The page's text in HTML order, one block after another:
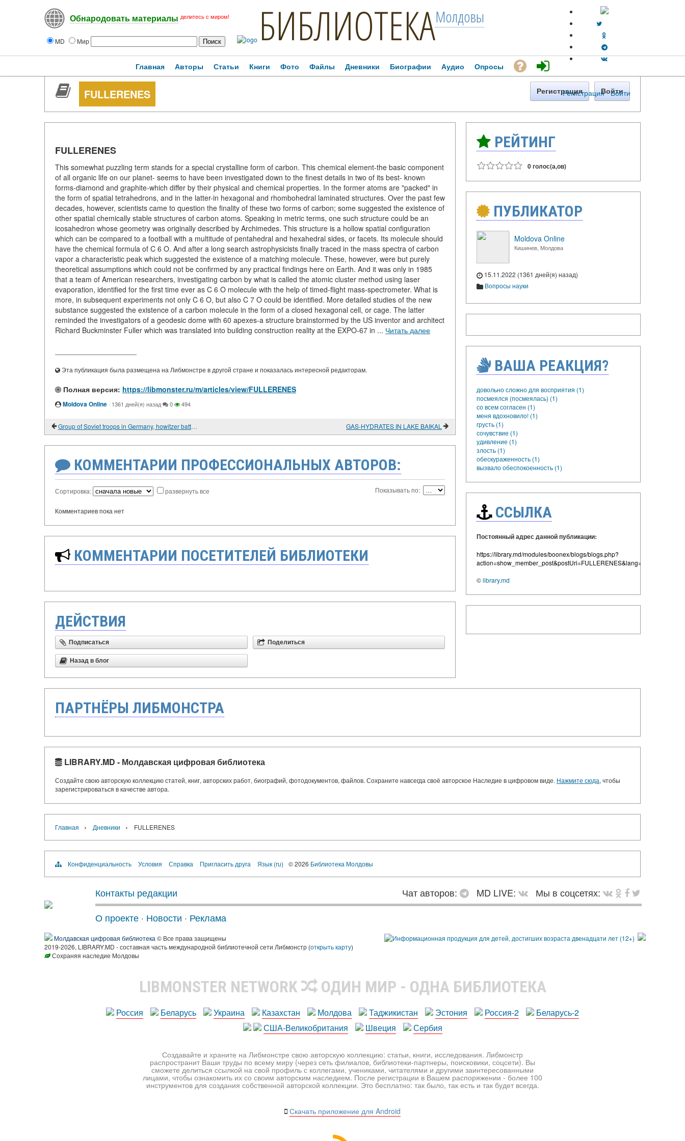
Обнародовать материалы делитесь с миром!
MD Мир БИБЛИОТЕКАМолдовы
Регистрация · Войти
Главная Авторы Статьи Книги Фото Файлы Дневники Биографии Аудио Опросы
FULLERENES Регистрация Войти
FULLERENES
This somewhat puzzling term stands for a special crystalline form of carbon. This chemical element-the basic component
of all organic life on our planet- seems to have been investigated down to the finest details in two of its best- known
forms-diamond and graphite-which differ by their physical and chemical properties. In the former atoms are "packed" in
the form of spatial tetrahedrons, and in the latter-in hexagonal and rhombohedral laminated structures. Over the past few
decades, however, scientists came to question the finality of these two forms of carbon; some suggested the existence of
other spatial chemically stable structures of carbon atoms. Speaking in metric terms, one such structure could be an
icosahedron whose geometry was originally described by Archimedes. This structure is a hollow spatial configuration
which can be compared to a football with a multitude of pentahedral and hexahedral sides, or facets. Its molecule should
have the chemical formula of C 6 O. And after a long search astrophysicists finally traced in the mass spectra of carbon
vapor a characteristic peak which suggested the existence of a matching molecule. These, however, were but purely
theoretical assumptions which could not be confirmed by any practical findings here on Earth. And it was only in 1985
that a team of American researchers, investigating carbon by what is called the atomic cluster method using laser
evaporation, identified for the first time ever as C 6 O molecule with the help of timed-flight mass-spectrometer. What is
more, in subsequent experiments not only C 6 O, but also C 7 O could be identified. More detailed studies of the new
substance suggested the existence of a carbon molecule in the form of a closed hexagonal cell, or cage. The latter
reminded the investigators of a geodesic dome with 60 apexes-a structure brainstormed by the US inventor and architect
Richard Buckminster Fuller which was translated into building construction reality at the EXPO-67 in ... Читать далее
Эта публикация была размещена на Либмонстре в другой стране и показалась интересной редакторам.
Полная версия: https://libmonster.ru/m/articles/view/FULLERENES
Moldova Online · 1361 дней(я) назад 0 494
Group of Soviet troops in Germany, howitzer battery. и GAS-HYDRATES IN LAKE BAIKAL
КОММЕНТАРИИ ПРОФЕССИОНАЛЬНЫХ АВТОРОВ:
Сортировка: развернуть все Показывать по:
Комментариев пока нет
КОММЕНТАРИИ ПОСЕТИТЕЛЕЙ БИБЛИОТЕКИ
ДЕЙСТВИЯ
Подписаться Поделиться
Назад в блог
РЕЙТИНГ
0 голос(а,ов)
ПУБЛИКАТОР
Moldova Online
Кишинев, Молдова
15.11.2022 (1361 дней(я) назад)
Вопросы науки
ВАША РЕАКЦИЯ?
довольно сложно для восприятия (1)
посмеялся (посмеялась) (1)
со всем согласен (1)
меня вдохновило! (1)
грусть (1)
сочувствие (1)
удивление (1)
злость (1)
обескураженность (1)
вызвало обеспокоенность (1)
ССЫЛКА
Постоянный адрес данной публикации:
https://library.md/modules/boonex/blogs/blogs.php?
action=show_member_post&postUri=FULLERENES&lang=ru
©library.md
ПАРТНЁРЫ ЛИБМОНСТРА
LIBRARY.MD - Молдавская цифровая библиотека
Создайте свою авторскую коллекцию статей, книг, авторских работ, биографий, фотодокументов, файлов. Сохраните навсегда своё авторское Наследие в цифровом виде. Нажмите сюда, чтобы
зарегистрироваться в качестве автора.
Главная › Дневники › FULLERENES
Конфиденциальность Условия Справка Пригласить друга Язык (ru) © 2026 Библиотека Молдовы
Контакты редакции Чат авторов: MD LIVE:
Мы в соцсетях:
О проекте · Новости · Реклама
Молдавская цифровая библиотека © Все права защищены
2019-2026, LIBRARY.MD - составная часть международной библиотечной сети Либмонстр (открыть карту)
Сохраняя наследие Молдовы
LIBMONSTER NETWORK ОДИН МИР - ОДНА БИБЛИОТЕКА
Россия Беларусь Украина Казахстан Молдова Таджикистан Эстония Россия-2
Беларусь-2
США-Великобритания
Швеция Сербия
Создавайте и храните на Либмонстре свою авторскую коллекцию: статьи, книги, исследования. Либмонстр
распространит Ваши труды по всему миру (через сеть филиалов, библиотеки-партнеры, поисковики, соцсети). Вы
сможете делиться ссылкой на свой профиль с коллегами, учениками, читателями и другими заинтересованными
лицами, чтобы ознакомить их со своим авторским наследием. После регистрации в Вашем распоряжении - более 100
инструментов для создания собственной авторской коллекции. Это бесплатно: так было, так есть и так будет всегда.
Скачать приложение для Android